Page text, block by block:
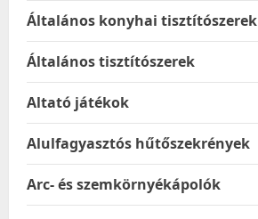
Általános konyhai tisztítószerek
Általános tisztítószerek
Altató játékok
Alulfagyasztós hűtőszekrények
Arc- és szemkörnyékápolók